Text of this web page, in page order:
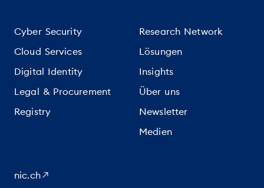
Cyber Security
Cloud Services
Digital Identity
Legal & Procurement
Registry
Research Network
Lösungen
Insights
Über uns
Newsletter
Medien
nic.ch